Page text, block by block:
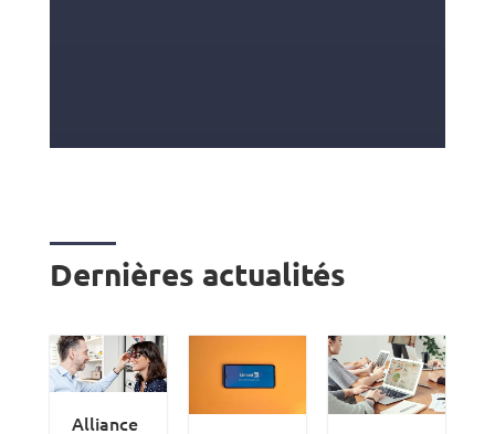
Dernières actualités
Alliance